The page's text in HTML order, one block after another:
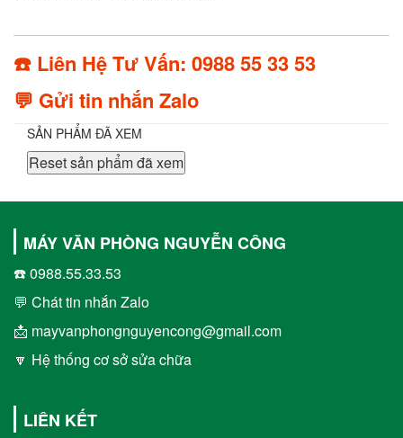
☎️ Liên Hệ Tư Vấn: 0988 55 33 53
💬 Gửi tin nhắn Zalo
SẢN PHẨM ĐÃ XEM
Reset sản phẩm đã xem
MÁY VĂN PHÒNG NGUYỄN CÔNG
☎️ 0988.55.33.53
💬 Chát tin nhắn Zalo
📩 mayvanphongnguyencong@gmail.com
🔽 Hệ thống cơ sở sửa chữa
LIÊN KẾT